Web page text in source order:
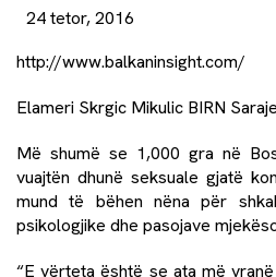
24 tetor, 2016
http://www.balkaninsight.com/​
Elameri Skrgic Mikulic BIRN
Më shumë se 1,000 gra në
vuajtën dhunë seksuale gjatë
mund të bëhen nëna për
psikologjike dhe pasojave
“E vërteta është se ata më